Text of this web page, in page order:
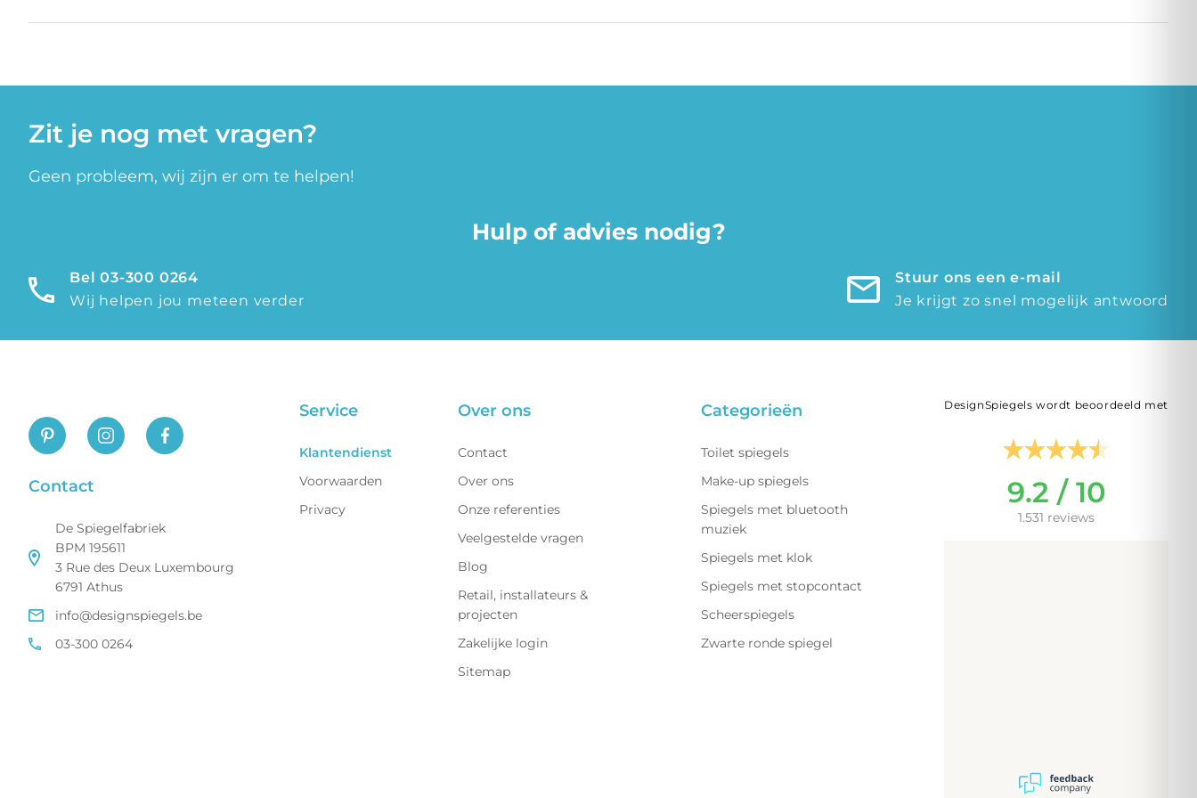
Zit je nog met vragen?
Geen probleem, wij zijn er om te helpen!
Hulp of advies nodig?
Bel 03-300 0264
Wij helpen jou meteen verder
Stuur ons een e-mail
Je krijgt zo snel mogelijk antwoord
Contact
De Spiegelfabriek
BPM 195611
3 Rue des Deux Luxembourg
6791 Athus
info@designspiegels.be
03-300 0264
Service
Klantendienst
Voorwaarden
Privacy
Over ons
Contact
Over ons
Onze referenties
Veelgestelde vragen
Blog
Retail, installateurs &
projecten
Zakelijke login
Sitemap
Categorieën
Toilet spiegels
Make-up spiegels
Spiegels met bluetooth
muziek
Spiegels met klok
Spiegels met stopcontact
Scheerspiegels
Zwarte ronde spiegel
DesignSpiegels wordt beoordeeld met
9.2 / 10
1.531 reviews